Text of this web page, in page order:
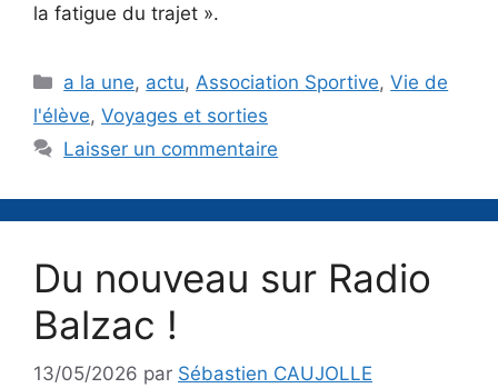
la fatigue du trajet ».
Catégories
a la une, actu, Association Sportive,Vie de
l'élève, Voyages et sorties
Laisser un commentaire
Du nouveau sur Radio
Balzac !
13/05/2026 par Sébastien CAUJOLLE